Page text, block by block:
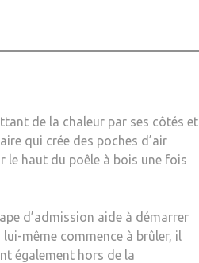
de la chaleur par ses côtés et
qui crée des poches d’air
le haut du poêle à bois une fois
d’admission aide à démarrer
même commence à brûler, il
également hors de la